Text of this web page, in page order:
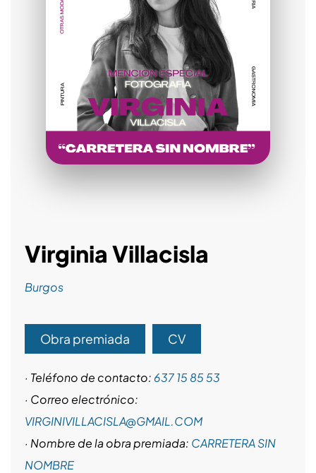
Virginia Villacisla
Burgos
Obra premiada CV
· Teléfono de contacto: 637 15 85 53
· Correo electrónico:
VIRGINIVILLACISLA@GMAIL.COM
· Nombre de la obra premiada: CARRETERA SIN
NOMBRE